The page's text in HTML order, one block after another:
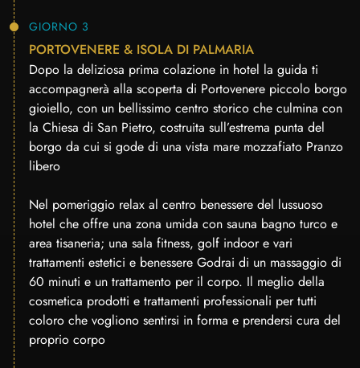
GIORNO 3
PORTOVENERE & ISOLA DI PALMARIA
Dopo la deliziosa prima colazione in hotel la guida ti
accompagnerà alla scoperta di Portovenere piccolo borgo
gioiello, con un bellissimo centro storico che culmina con
la Chiesa di San Pietro, costruita sull’estrema punta del
borgo da cui si gode di una vista mare mozzafiato Pranzo
libero
Nel pomeriggio relax al centro benessere del lussuoso
hotel che offre una zona umida con sauna bagno turco e
area tisaneria; una sala fitness, golf indoor e vari
trattamenti estetici e benessere Godrai di un massaggio di
60 minuti e un trattamento per il corpo. Il meglio della
cosmetica prodotti e trattamenti professionali per tutti
coloro che vogliono sentirsi in forma e prendersi cura del
proprio corpo